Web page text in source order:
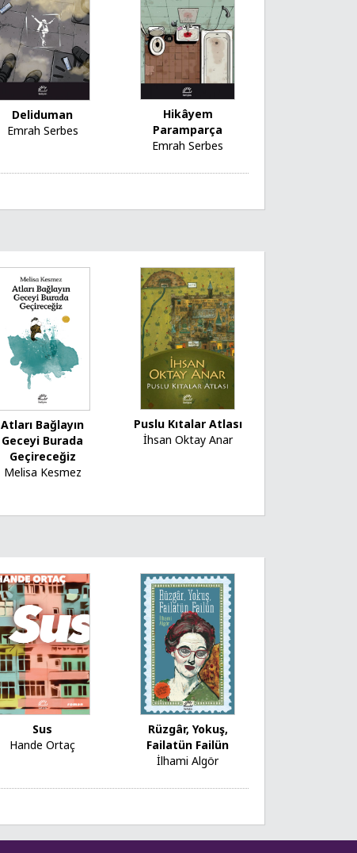
Deliduman
Emrah Serbes
Hikâyem
Paramparça
Emrah Serbes
Atları Bağlayın
Geceyi Burada
Geçireceğiz
Melisa Kesmez
Puslu Kıtalar Atlası
İhsan Oktay Anar
Sus
Hande Ortaç
Rüzgâr, Yokuş,
Failatün Failün
İlhami Algör